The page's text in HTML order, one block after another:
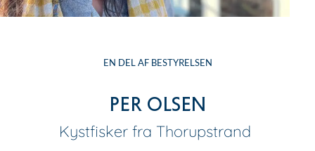
EN DEL AF BESTYRELSEN
Per Olsen
Kystfisker fra Thorupstrand